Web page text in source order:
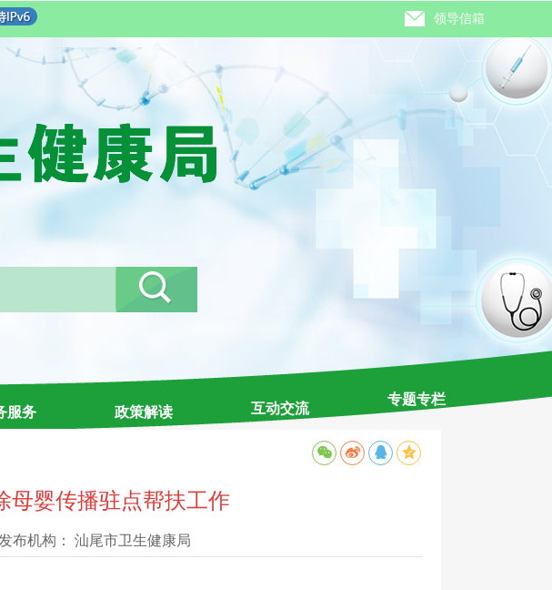
领导信箱
服务 政策解读 互动交流
专题专栏
母婴传播驻点帮扶工作
发布机构： 汕尾市卫生健康局